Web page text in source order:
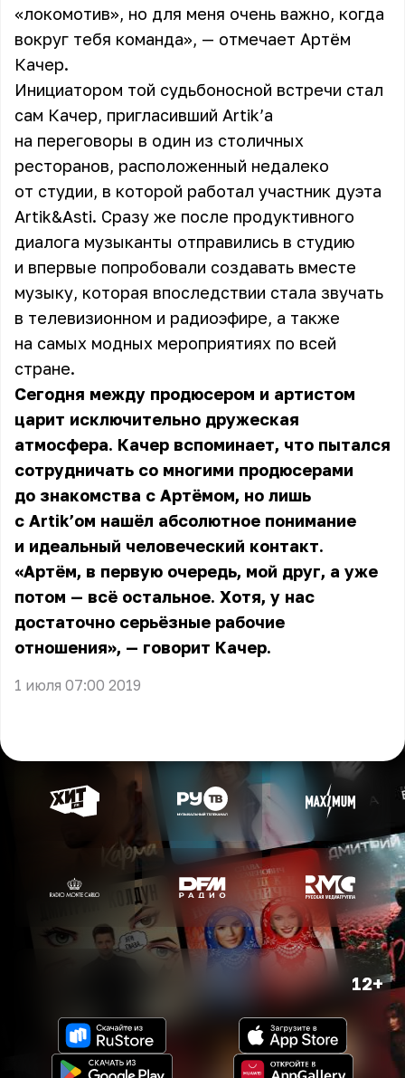
«локомотив», но для меня очень важно, когда
вокруг тебя команда», — отмечает Артём
Качер.
Инициатором той судьбоносной встречи стал
сам Качер, пригласивший Artik’а
на переговоры в один из столичных
ресторанов, расположенный недалеко
от студии, в которой работал участник дуэта
Artik&Asti. Сразу же после продуктивного
диалога музыканты отправились в студию
и впервые попробовали создавать вместе
музыку, которая впоследствии стала звучать
в телевизионном и радиоэфире, а также
на самых модных мероприятиях по всей
стране.
Сегодня между продюсером и артистом
царит исключительно дружеская
атмосфера. Качер вспоминает, что пытался
сотрудничать со многими продюсерами
до знакомства с Артёмом, но лишь
с Artik’ом нашёл абсолютное понимание
и идеальный человеческий контакт.
«Артём, в первую очередь, мой друг, а уже
потом — всё остальное. Хотя, у нас
достаточно серьёзные рабочие
отношения», — говорит Качер.
1 июля 07:00 2019
12+